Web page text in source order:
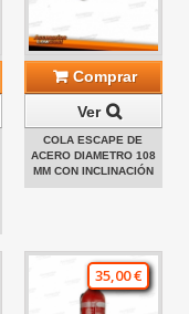
Comprar
Ver
COLA ESCAPE DE
ACERO DIAMETRO 108
MM CON INCLINACIÓN
35,00 €